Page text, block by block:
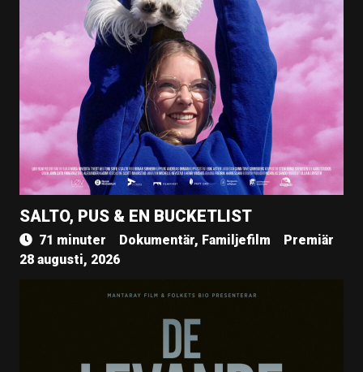
SALTO, PUS & EN BUCKETLIST
71 minuter Dokumentär, Familjefilm
Premiär
28 augusti, 2026